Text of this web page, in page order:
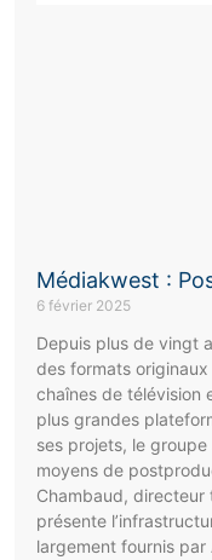
Médiakwest :
6 février 2025
Depuis plus de vingt
des formats
chaînes de télévision
plus grandes
ses projets, le
moyens de
Chambaud,
présente
largement fournis